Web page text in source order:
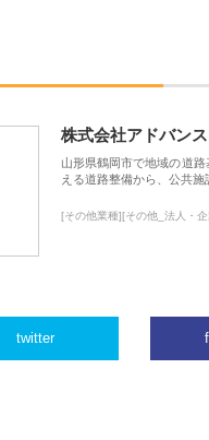
株式会社アドバン
山形県鶴岡市で地域の道
える道路整備から、公共
[その他業種][その他_法人・企
twitter